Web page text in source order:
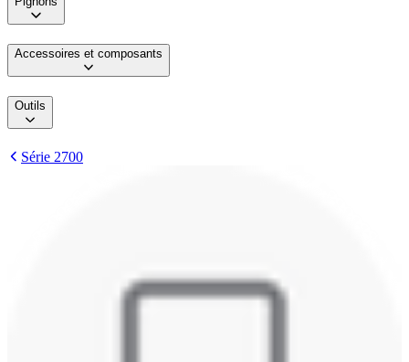
Accessoires et composants
Outils
Série 2700